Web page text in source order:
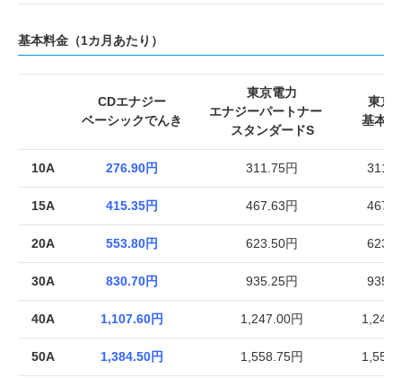
基本料金（1カ月あたり）
CDエナジー
ベーシックでんき
東京電力
エナジーパートナー
スタンダードS
東京
基本プ
10A 276.90円 311.75円
15A 415.35円 467.63円
20A 553.80円 623.50円
30A 830.70円 935.25円
40A 1,107.60円 1,247.00円
50A 1,384.50円 1,558.75円